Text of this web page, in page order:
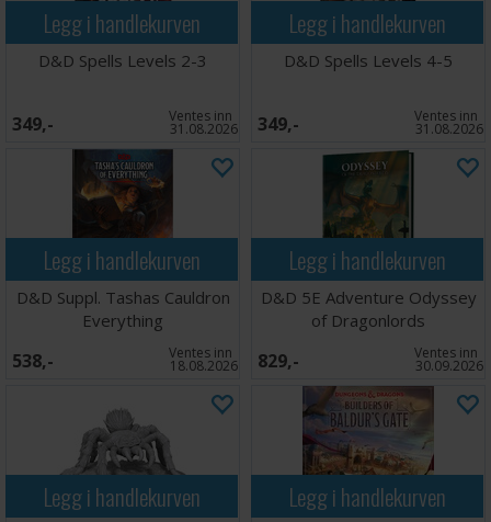
Legg i handlekurven
D&D Spells Levels 2-3
349,- Ventes inn
31.08.2026
Legg i handlekurven
D&D Spells Levels 4-5
349,- Ventes inn
31.08.2026
Legg i handlekurven
D&D Suppl. Tashas Cauldron
Everything
538,- Ventes inn
18.08.2026
Legg i handlekurven
D&D 5E Adventure Odyssey
of Dragonlords
829,- Ventes inn
30.09.2026
Legg i handlekurven Legg i handlekurven